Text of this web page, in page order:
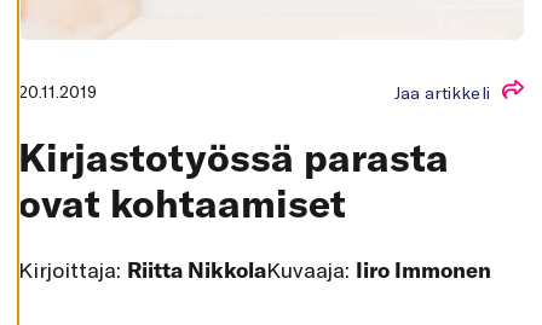
A
I
Y
K
S
A
20.11.2019 Jaa artikkeli
Kirjastotyössä parasta
ovat kohtaamiset
Kirjoittaja: Riitta NikkolaKuvaaja: Iiro Immonen